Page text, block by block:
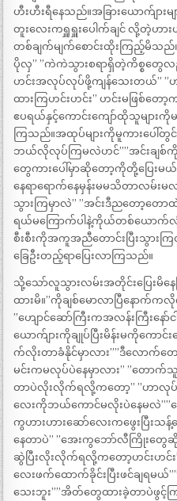
ဟီးဟီးရီနေသည်။အခြားယောက်ျား
တူးလေးကရှူရှူးပေါက်ချင် လို့တဲ့ဟားဟ
တစ်ချက်မျက်စောင်းထိုးကြည့်မိသည်။
ပိုလှ” ”ကဲကဲသွားစရာရှိတဲ့ကိစ္စတွေလ
ဟင်းအလုပ်လုပ်ဖို့ကျန်သေးတယ်” ”
ထားကြဟင်းဟင်း” ဟင်းမဖြစ်တေ
ဧပရယ်နှင့်ကောင်းကျော်ထိုသူများကို
ကြသည်။အထုပ်များကိုမူကားပေါ်တွ
ဘယ်လိုလုပ်ကြမလဲဟင်””အင်းချစ်
တွေကားပေါ်မှာဆိုတော့ကိုတို့ပြေ
နေရာရောက်နေမှန်းမမသိတာလမ်
သွားကြမှာလဲ” ”အင်းဒီညတော့တောထဲ
ရယ်မကြောက်ပါနဲ့ကိုယ်တစ်ယောက်လုံ
စီးစီးကိုအကူအညီတောင်းပြီးသွားကြ
ခြေဦးတည့်ရာပြေးလာကြသည်။
သို့သော်လူသွားလမ်းအတိုင်းပြေး
ထားမိ။”ကိုချစ်မောလာပြီနောက်
”ဟျောင်ဆော်ကြီးကအလန်းကြီးနော်
ယောက်ျားကိုချုပ်ပြီးမိန်းမကိုကောင်
က်လိုးတာခံနိုင်မှာလား””ဒီလောက်တ
မင်းကမလုပ်ပဲနေမှာလား” ”တော
တာပဲလိုးလိုက်ရလို့ကတော့” ”ဟာလုပ်
လေးကိုဘယ်ကောင်မလိုးပဲနေမလဲ””
ကွဟားဟားဆော်လေးကဖွေးပြီးသ
နေတာပဲ” ”အေးကွဘော်လီကြိုးတွေဆို
ဆွဲပြီးလိုးလိုက်ရလို့ကတော့ဟင်းဟင်း
လေးဖက်ထောက်ခိုင်းပြီးဖင်ချရမယ်
သေးဘူး””အိတ်တွေထားခဲ့တာပဲဖွင့်